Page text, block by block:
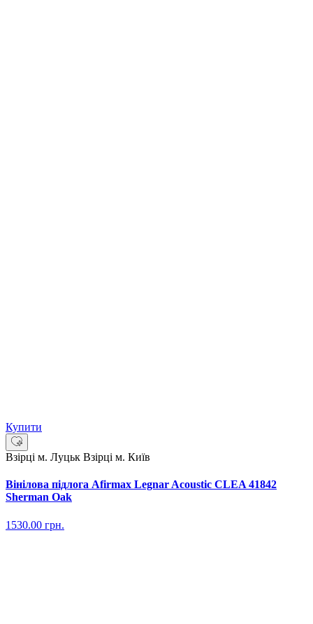
Купити
Взірці м. Луцьк Взірці м. Київ
Вінілова підлога Afirmax Legnar Acoustic CLEA 41842
Sherman Oak
1530.00 грн.